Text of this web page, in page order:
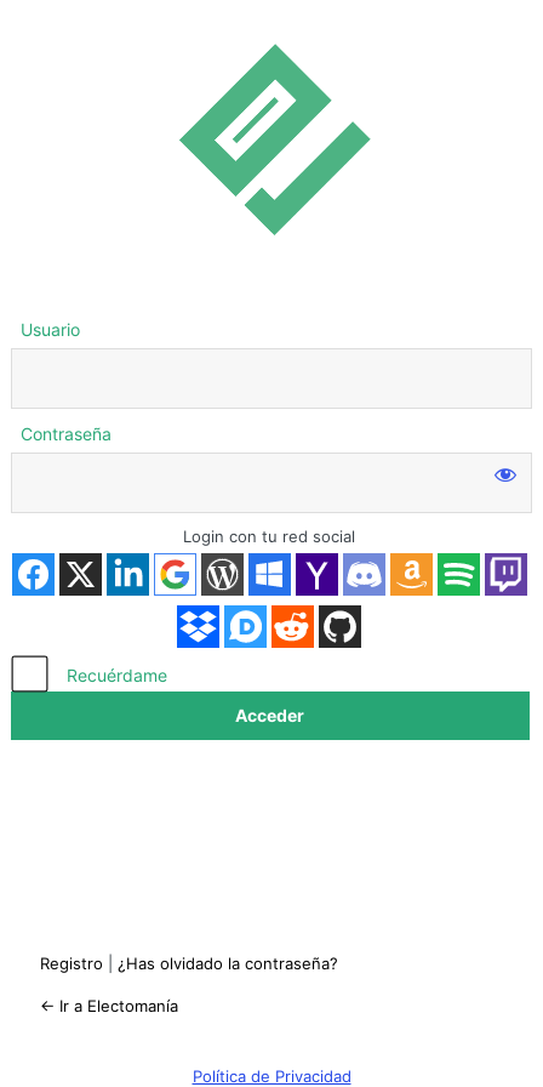
Acceder
Usuario
Contraseña
Login con tu red social
Recuérdame
Registro ¿Has olvidado la contraseña?
← Ir a Electomanía
Política de Privacidad